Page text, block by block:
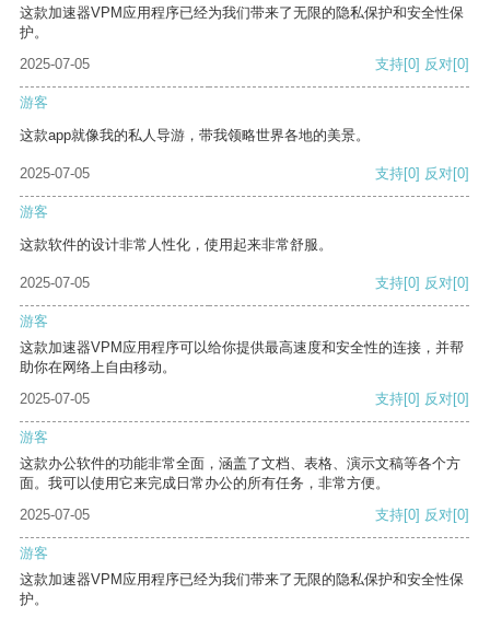
这款加速器VPM应用程序已经为我们带来了无限的隐私保护和安全性保
护。
2025-07-05
支持[0] 反对[0]
游客
这款app就像我的私人导游，带我领略世界各地的美景。
2025-07-05 支持[0] 反对[0]
游客
这款软件的设计非常人性化，使用起来非常舒服。
2025-07-05 支持[0] 反对[0]
游客
这款加速器VPM应用程序可以给你提供最高速度和安全性的连接，并帮
助你在网络上自由移动。
2025-07-05
支持[0] 反对[0]
游客
这款办公软件的功能非常全面，涵盖了文档、表格、演示文稿等各个方
面。我可以使用它来完成日常办公的所有任务，非常方便。
2025-07-05
支持[0] 反对[0]
游客
这款加速器VPM应用程序已经为我们带来了无限的隐私保护和安全性保
护。